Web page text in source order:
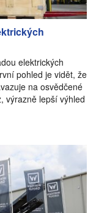
elektrických
pohled je vidět, že
na osvědčené
výrazně lepší výhled